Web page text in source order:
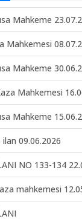
Mahkeme
Mahkemesi
Mahkeme
Mahkemesi
Mahkeme
09.06.2026
NO 133-134
mahkemesi